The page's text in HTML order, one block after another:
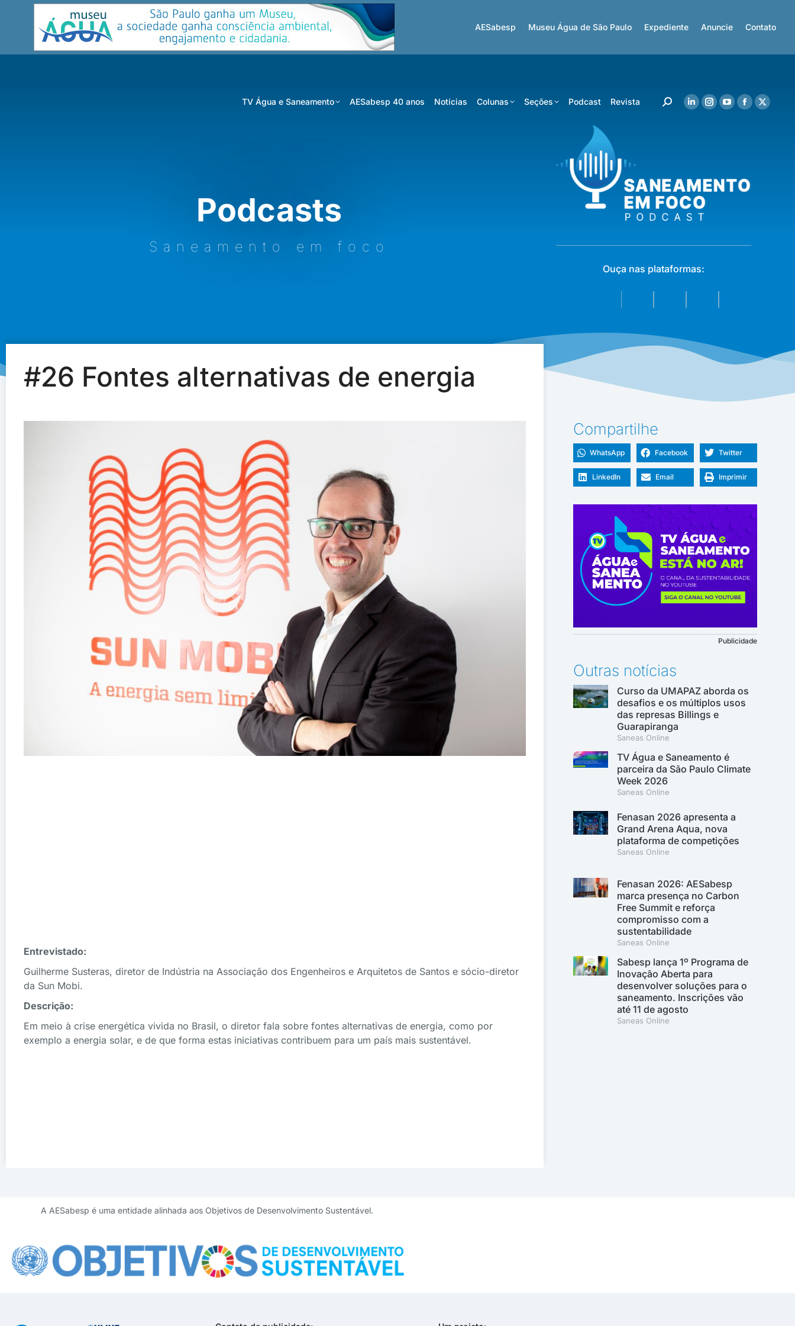
AESabesp Museu Água de São Paulo Expediente Anuncie Contato
TV Água e Saneamento AESabesp 40 anos Notícias Colunas Seções Podcast Revista
Podcasts
Saneamento em foco
Ouça nas plataformas:
#26 Fontes alternativas de energia
Entrevistado:
Guilherme Susteras, diretor de Indústria na Associação dos Engenheiros e Arquitetos de Santos e sócio-diretor
da Sun Mobi.
Descrição:
Em meio à crise energética vivida no Brasil, o diretor fala sobre fontes alternativas de energia, como por
exemplo a energia solar, e de que forma estas iniciativas contribuem para um país mais sustentável.
Compartilhe
WhatsApp Facebook Twitter
LinkedIn Email Imprimir
Publicidade
Outras notícias
Curso da UMAPAZ aborda os
desafios e os múltiplos usos
das represas Billings e
Guarapiranga
Saneas Online
TV Água e Saneamento é
parceira da São Paulo Climate
Week 2026
Saneas Online
Fenasan 2026 apresenta a
Grand Arena Aqua, nova
plataforma de competições
Saneas Online
Fenasan 2026: AESabesp
marca presença no Carbon
Free Summit e reforça
compromisso com a
sustentabilidade
Saneas Online
Sabesp lança 1º Programa de
Inovação Aberta para
desenvolver soluções para o
saneamento. Inscrições vão
até 11 de agosto
Saneas Online
A AESabesp é uma entidade alinhada aos Objetivos de Desenvolvimento Sustentável.